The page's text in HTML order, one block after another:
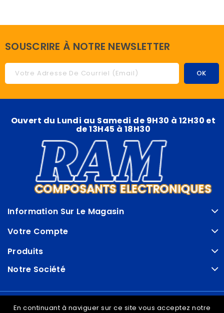
SOUSCRIRE À NOTRE NEWSLETTER
Ouvert du Lundi au Samedi de 9H30 à 12H30 et
de 13H45 à 18H30
Information Sur Le Magasin
Votre Compte
Produits
Notre Société
© VDRAM - 2026
En continuant à naviguer sur ce site vous acceptez notre